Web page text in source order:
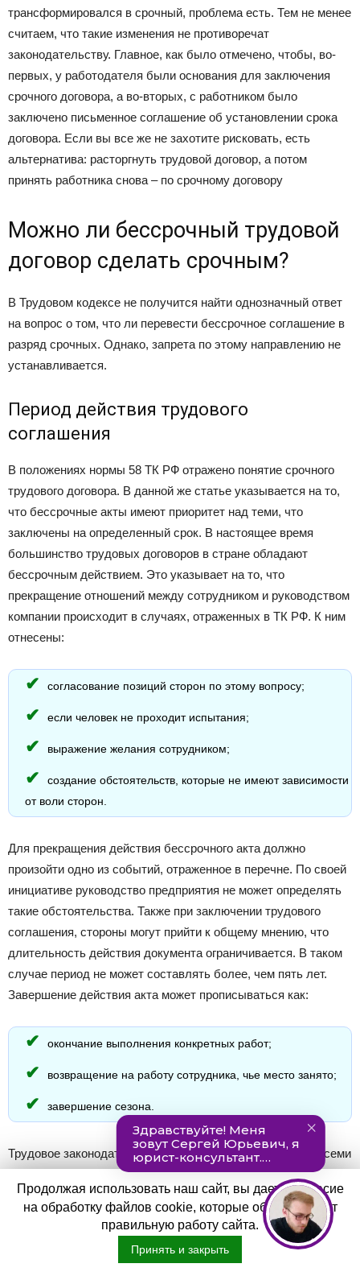
трансформировался в срочный, проблема есть. Тем не менее
считаем, что такие изменения не противоречат
законодательству. Главное, как было отмечено, чтобы, во-
первых, у работодателя были основания для заключения
срочного договора, а во-вторых, с работником было
заключено письменное соглашение об установлении срока
договора. Если вы все же не захотите рисковать, есть
альтернатива: расторгнуть трудовой договор, а потом
принять работника снова – по срочному договору
Можно ли бессрочный трудовой
договор сделать срочным?
В Трудовом кодексе не получится найти однозначный ответ
на вопрос о том, что ли перевести бессрочное соглашение в
разряд срочных. Однако, запрета по этому направлению не
устанавливается.
Период действия трудового
соглашения
В положениях нормы 58 ТК РФ отражено понятие срочного
трудового договора. В данной же статье указывается на то,
что бессрочные акты имеют приоритет над теми, что
заключены на определенный срок. В настоящее время
большинство трудовых договоров в стране обладают
бессрочным действием. Это указывает на то, что
прекращение отношений между сотрудником и руководством
компании происходит в случаях, отраженных в ТК РФ. К ним
отнесены:
согласование позиций сторон по этому вопросу;
если человек не проходит испытания;
выражение желания сотрудником;
создание обстоятельств, которые не имеют зависимости
от воли сторон.
Для прекращения действия бессрочного акта должно
произойти одно из событий, отраженное в перечне. По своей
инициативе руководство предприятия не может определять
такие обстоятельства. Также при заключении трудового
соглашения, стороны могут прийти к общему мнению, что
длительность действия документа ограничивается. В таком
случае период не может составлять более, чем пять лет.
Завершение действия акта может прописываться как:
окончание выполнения конкретных работ;
возвращение на работу сотрудника, чье место занято;
завершение сезона.
Трудовое законодательство указывает на то, что не со всеми
работниками получится заключить такое соглашение.
Перечень ситуаций, когда использование такой формы акта
допустимо, отражено в статье 59 ТК РФ. Также
предусматривается, что срочный договор может переходить
в разряд бессрочных, если:
Продолжая использовать наш сайт, вы даете согласие
на обработку файлов cookie, которые обеспечивают
правильную работу сайта.
Принять и закрыть